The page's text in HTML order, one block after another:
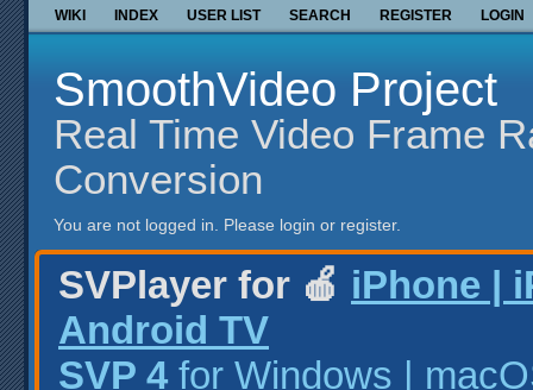
WIKI INDEX USER LIST SEARCH REGISTER LOGIN
SmoothVideo Project
Real Time Video Frame
Conversion
You are not logged in. Please login or register.
SVPlayer for 🍎 iPhone |
Android TV
SVP 4 for Windows |